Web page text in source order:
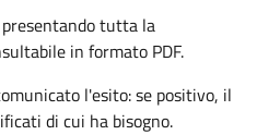
tutta la
in formato PDF.
l'esito: se positivo, il
di cui ha bisogno.